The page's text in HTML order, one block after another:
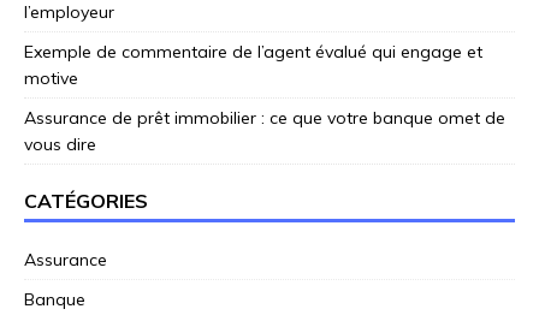
l’employeur
Exemple de commentaire de l’agent évalué qui engage et
motive
Assurance de prêt immobilier : ce que votre banque omet de
vous dire
CATÉGORIES
Assurance
Banque